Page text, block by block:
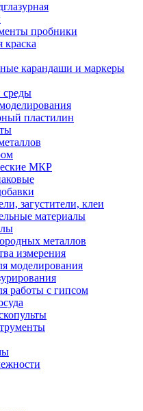
пробники
краска
карандаши и маркеры
среды
пластилин
МКР
загустители, клеи
материалы
металлов
измерения
моделирования
работы с гипсом